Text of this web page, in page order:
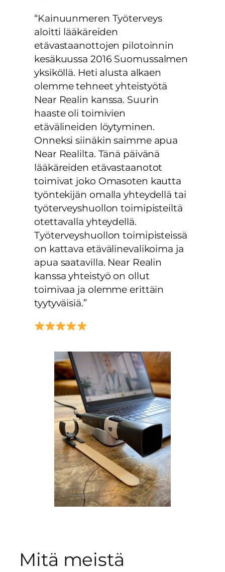
“Kainuunmeren Työterveys
aloitti lääkäreiden
etävastaanottojen pilotoinnin
kesäkuussa 2016 Suomussalmen
yksiköllä. Heti alusta alkaen
olemme tehneet yhteistyötä
Near Realin kanssa. Suurin
haaste oli toimivien
etävälineiden löytyminen.
Onneksi siinäkin saimme apua
Near Realilta. Tänä päivänä
lääkäreiden etävastaanotot
toimivat joko Omasoten kautta
työntekijän omalla yhteydellä tai
työterveyshuollon toimipisteiltä
otettavalla yhteydellä.
Työterveyshuollon toimipisteissä
on kattava etävälinevalikoima ja
apua saatavilla. Near Realin
kanssa yhteistyö on ollut
toimivaa ja olemme erittäin
tyytyväisiä.”
Mitä meistä